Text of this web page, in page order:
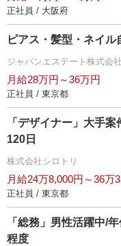
正社員 / 大阪府
ピアス・髪型・ネイル
ジャパンエステート株式会社
月給28万円～36万円
正社員 / 東京都
「デザイナー」大手
120日
株式会社シロトリ
月給24万8,000円～36万
正社員 / 東京都
「総務」男性活躍中/
程度